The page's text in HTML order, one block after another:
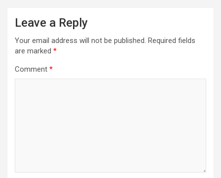
Leave a Reply
Your email address will not be published. Required fields
are marked *
Comment *